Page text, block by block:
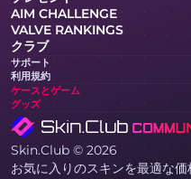
AIM CHALLENGE
VALVE RANKINGS
クラブ
サポート
利用規約
ケースとゲーム
グッズ
Skin.Club © 2026
お気に入りのスキンを最適な